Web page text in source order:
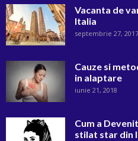
Vacanta de
Italia
septembrie 27, 2017
Cauze si
in alaptare
iunie 21, 2018
Cum a
stilat star din